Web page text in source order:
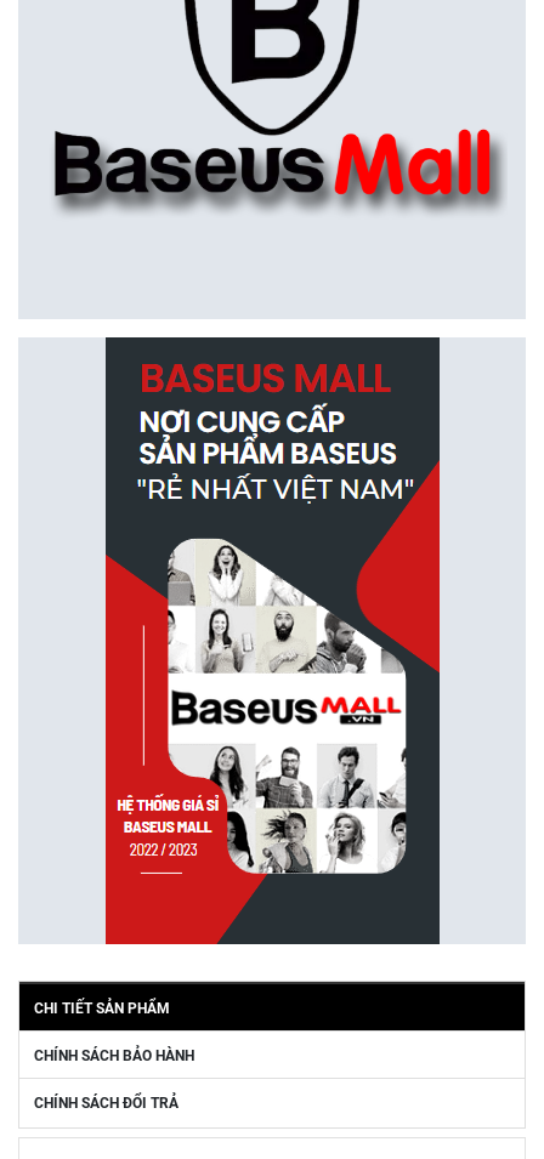
CHI TIẾT SẢN PHẨM
CHÍNH SÁCH BẢO HÀNH
CHÍNH SÁCH ĐỔI TRẢ